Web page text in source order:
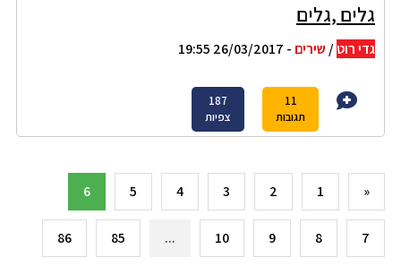
גלים ,גלים
גדי רוט/ שירים - 26/03/2017 19:55
11
תגובות
187
צפיות
«
1
2
3
4
5
6
7
8
9
10
...
85
86